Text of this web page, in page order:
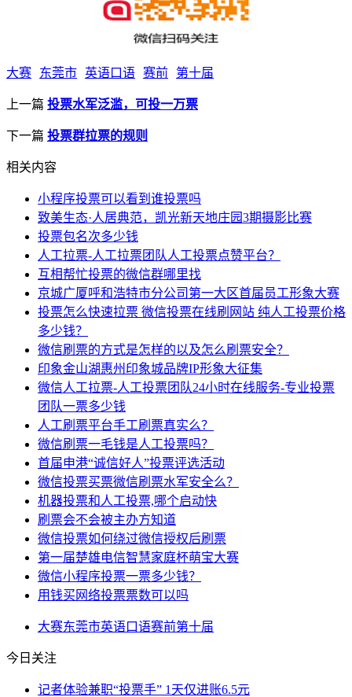
大赛 东莞市 英语口语 赛前 第十届
上一篇 投票水军泛滥，可投一万票
下一篇 投票群拉票的规则
相关内容
小程序投票可以看到谁投票吗
致美生态·人居典范，凯光新天地庄园3期摄影比赛
投票包名次多少钱
人工拉票-人工拉票团队人工投票点赞平台？
互相帮忙投票的微信群哪里找
京城广厦呼和浩特市分公司第一大区首届员工形象大赛
投票怎么快速拉票 微信投票在线刷网站 纯人工投票价格
多少钱？
微信刷票的方式是怎样的以及怎么刷票安全？
印象金山湖惠州印象城品牌IP形象大征集
微信人工拉票-人工投票团队24小时在线服务-专业投票
团队一票多少钱
人工刷票平台手工刷票真实么？
微信刷票一毛钱是人工投票吗？
首届申港“诚信好人”投票评选活动
微信投票买票微信刷票水军安全么？
机器投票和人工投票,哪个启动快
刷票会不会被主办方知道
微信投票如何绕过微信授权后刷票
第一届楚雄电信智慧家庭杯萌宝大赛
微信小程序投票一票多少钱？
用钱买网络投票票数可以吗
大赛东莞市英语口语赛前第十届
今日关注
记者体验兼职“投票手” 1天仅进账6.5元